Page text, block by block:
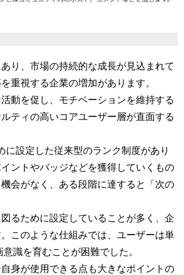
り、市場の持続的な成長が見込まれて
重視する企業の増加があります。
動を促し、モチベーションを維持する
ティの高いコアユーザー層が直面する
設定した従来型のランク制度があり
ントやバッジなどを獲得していくもの
会がなく、ある段階に達すると「次の
るために設定していることが多く、企
このような仕組みでは、ユーザーは単
識を育むことが困難でした。
身が使用できる点も大きなポイントの